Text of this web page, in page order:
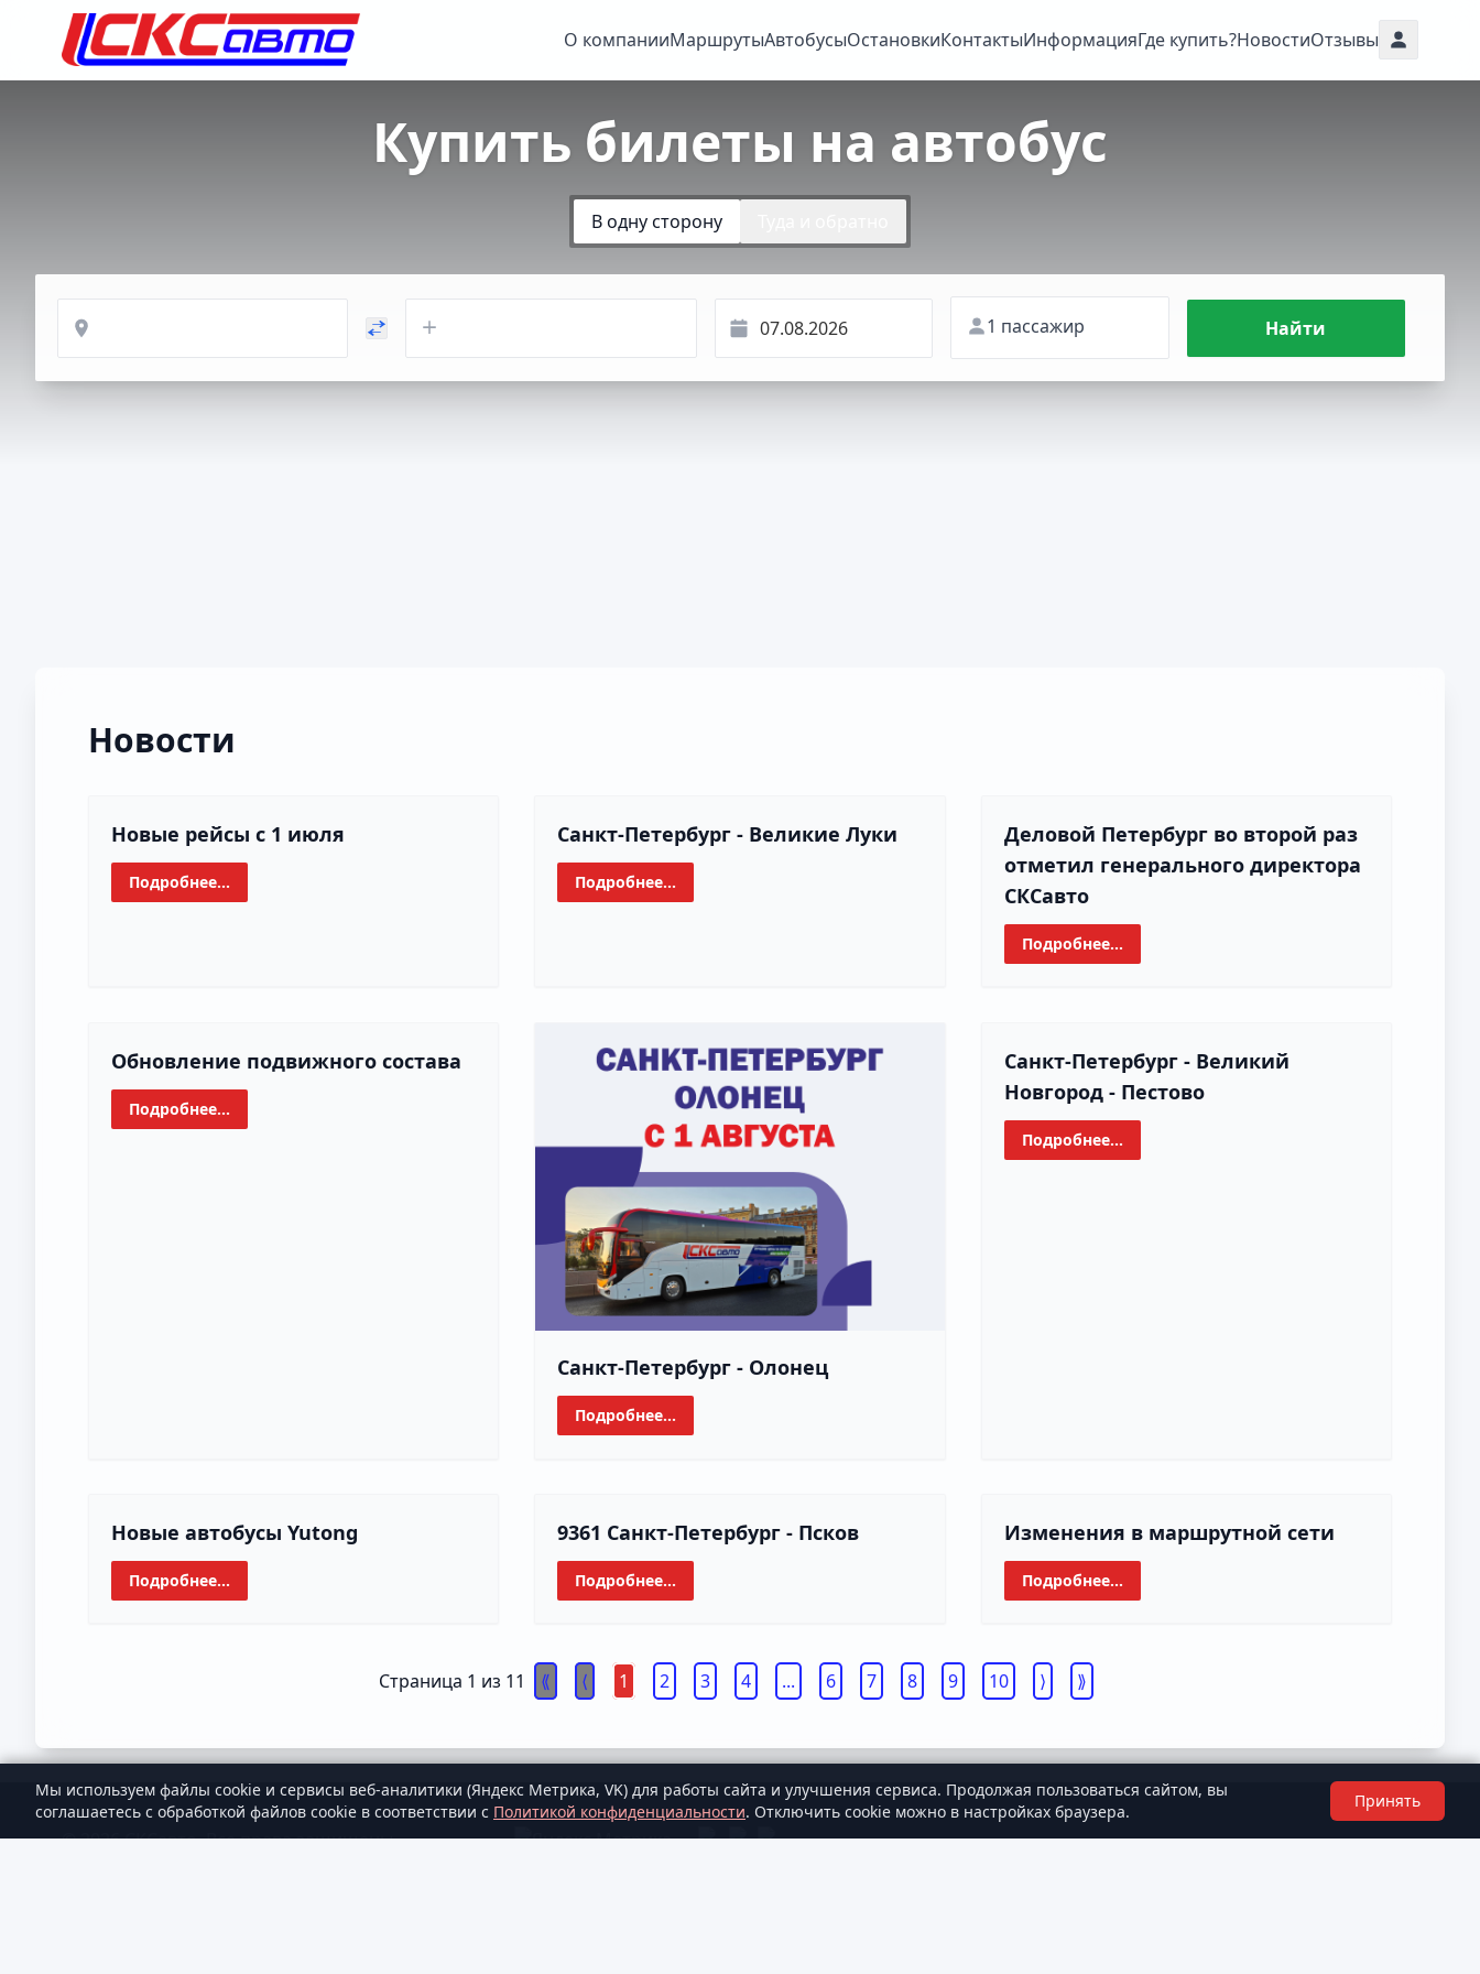
О компанииМаршрутыАвтобусыОстановкиКонтактыИнформацияГде купить?НовостиОтзывы
Купить билеты на автобус
В одну сторону
1 пассажир Найти
Новости
Новые рейсы с 1 июля
Подробнее...
Санкт-Петербург - Великие Луки
Подробнее...
Деловой Петербург во второй раз
отметил генерального директора
СКСавто
Подробнее...
Обновление подвижного состава
Подробнее...
Санкт-Петербург - Олонец
Подробнее...
Санкт-Петербург - Великий
Новгород - Пестово
Подробнее...
Новые автобусы Yutong
Подробнее...
9361 Санкт-Петербург - Псков
Подробнее...
Изменения в маршрутной сети
Подробнее...
Страница 1 из 11 1 2 3 4 ... 6 7 8 9 10
© 2026 СКСавто. Все права защищены.
Мы используем файлы cookie и сервисы веб-аналитики (Яндекс Метрика, VK) для работы сайта и улучшения сервиса. Продолжая пользоваться сайтом, вы
соглашаетесь с обработкой файлов cookie в соответствии с Политикой конфиденциальности. Отключить cookie можно в настройках браузера.
Принять